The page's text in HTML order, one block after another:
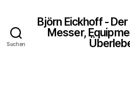
Suchen
Björn Eickhoff -
Messer,